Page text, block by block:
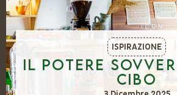
ISPIRAZIONE
Il potere
cibo